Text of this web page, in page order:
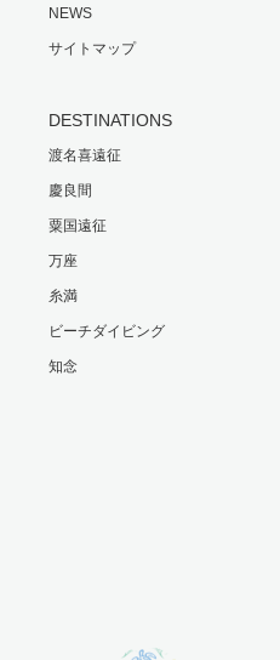
NEWS
サイトマップ
DESTINATIONS
渡名喜遠征
慶良間
粟国遠征
万座
糸満
ビーチダイビング
知念